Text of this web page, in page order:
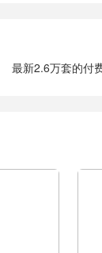
最新2.6万套的付